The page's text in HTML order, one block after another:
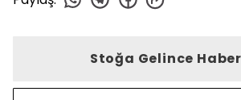
Stoğa Gelince